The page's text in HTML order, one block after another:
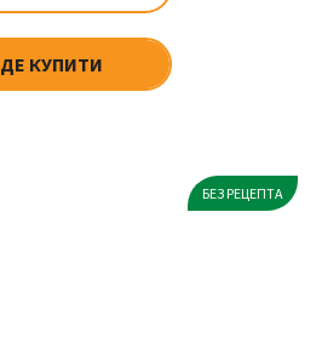
ДЕ КУПИТИ
БЕЗ РЕЦЕПТА